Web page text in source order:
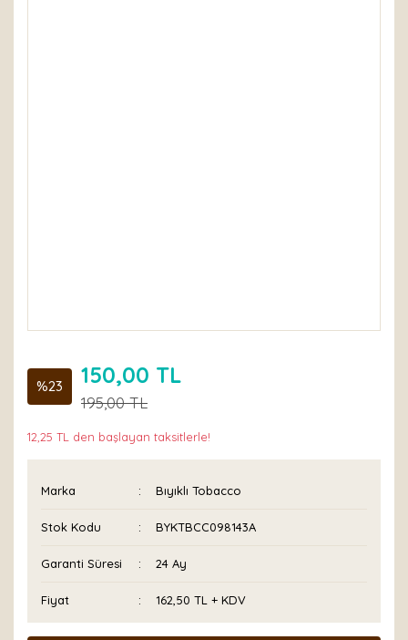
%23 150,00 TL
195,00 TL
12,25 TL den başlayan taksitlerle!
Marka Bıyıklı Tobacco
Stok Kodu BYKTBCC098143A
Garanti Süresi 24 Ay
Fiyat 162,50 TL + KDV